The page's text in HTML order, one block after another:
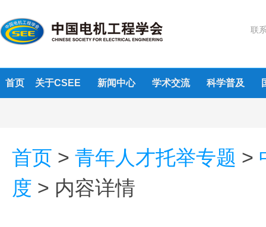
联
首页 关于CSEE 新闻中心 学术交流 科学普及
首页 > 青年人才托举专题 >
度 > 内容详情